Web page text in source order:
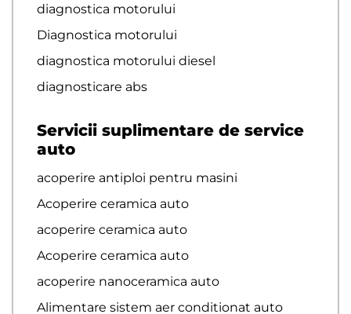
diagnostica motorului
Diagnostica motorului
diagnostica motorului diesel
diagnosticare abs
Servicii suplimentare de service
auto
acoperire antiploi pentru masini
Acoperire ceramica auto
acoperire ceramica auto
Acoperire ceramica auto
acoperire nanoceramica auto
Alimentare sistem aer conditionat auto